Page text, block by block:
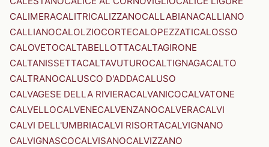
CALIMERACALITRICALIZZANOCALLABIANACALLIANO
CALLIANOCALOLZIOCORTECALOPEZZATICALOSSO
CALOVETOCALTABELLOTTACALTAGIRONE
CALTANISSETTACALTAVUTUROCALTIGNAGACALTO
CALTRANOCALUSCO D'ADDACALUSO
CALVAGESE DELLA RIVIERACALVANICOCALVATONE
CALVELLOCALVENECALVENZANOCALVERACALVI
CALVI DELL'UMBRIACALVI RISORTACALVIGNANO
CALVIGNASCOCALVISANOCALVIZZANO